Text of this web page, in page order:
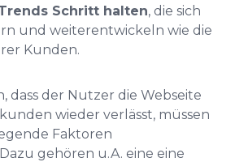
Schritt halten, die sich
und weiterentwickeln wie die
Kunden.
dass der Nutzer die Webseite
wieder verlässt, müssen
Faktoren
gehören u.A. eine eine